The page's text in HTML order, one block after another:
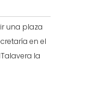
una plaza
en el
la